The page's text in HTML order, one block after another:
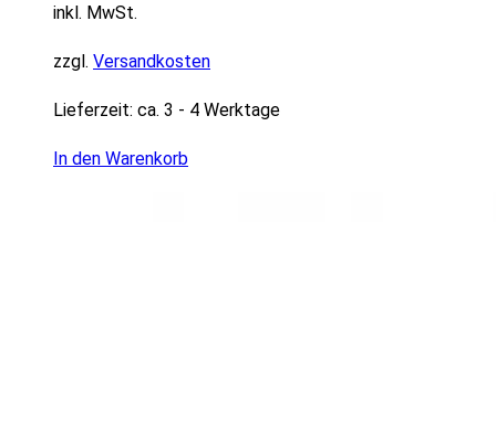
inkl. MwSt.
zzgl. Versandkosten
Lieferzeit: ca. 3 - 4 Werktage
In den Warenkorb